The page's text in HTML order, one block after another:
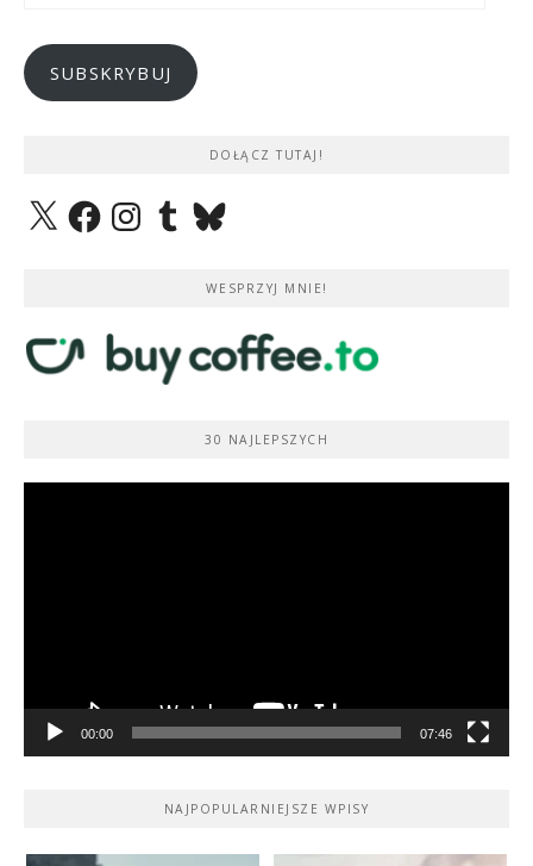
SUBSKRYBUJ
DOŁĄCZ TUTAJ!
X FacebookInstagramTumblrBluesky
WESPRZYJ MNIE!
30 NAJLEPSZYCH
00:00 07:46
NAJPOPULARNIEJSZE WPISY